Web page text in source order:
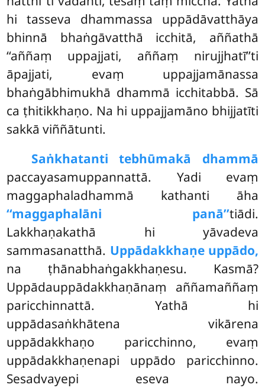
hi tasseva dhammassa uppādāvatthāya
bhinnā bhaṅgāvatthā icchitā, aññathā
‘‘aññaṃ uppajjati, aññaṃ nirujjhatī’’ti
āpajjati, evaṃ uppajjamānassa
bhaṅgābhimukhā dhammā icchitabbā. Sā
ca ṭhitikkhaṇo. Na hi uppajjamāno bhijjatīti
sakkā viññātunti.
Saṅkhatanti tebhūmakā dhammā
paccayasamuppannattā. Yadi evaṃ
maggaphaladhammā kathanti āha
‘‘maggaphalāni panā’’tiādi.
Lakkhaṇakathā hi yāvadeva
sammasanatthā. Uppādakkhaṇe uppādo,
na ṭhānabhaṅgakkhaṇesu. Kasmā?
Uppādauppādakkhaṇānaṃ aññamaññaṃ
paricchinnattā. Yathā hi
uppādasaṅkhātena vikārena
uppādakkhaṇo paricchinno, evaṃ
uppādakkhaṇenapi uppādo paricchinno.
Sesadvayepi eseva nayo.